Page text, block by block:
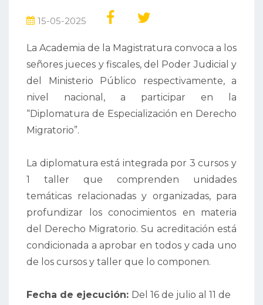
15-05-2025
La Academia de la Magistratura convoca a los
señores jueces y fiscales, del Poder Judicial y
del Ministerio Público respectivamente, a
nivel nacional, a participar en la
“Diplomatura de Especialización en Derecho
Migratorio”.
La diplomatura está integrada por 3 cursos y
1 taller que comprenden unidades
temáticas relacionadas y organizadas, para
profundizar los conocimientos en materia
del Derecho Migratorio. Su acreditación está
condicionada a aprobar en todos y cada uno
de los cursos y taller que lo componen.
Fecha de ejecución: Del 16 de julio al 11 de